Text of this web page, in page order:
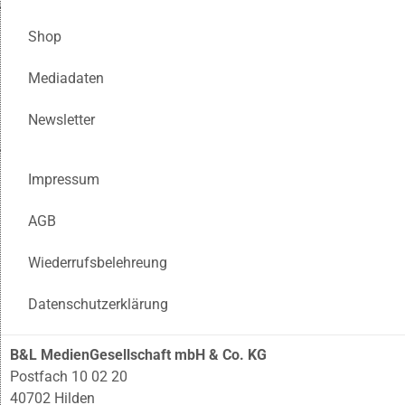
Shop
Mediadaten
Newsletter
Impressum
AGB
Wiederrufsbelehreung
Datenschutzerklärung
B&L MedienGesellschaft mbH & Co. KG
Postfach 10 02 20
40702 Hilden